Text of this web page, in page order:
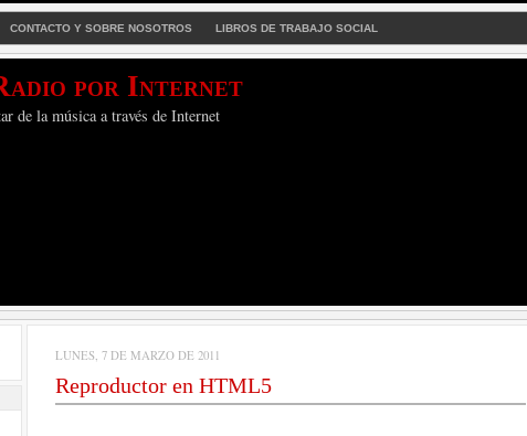
CONTACTO Y SOBRE NOSOTROS LIBROS DE TRABAJO SOCIAL
por Internet
de la música a través de Internet
LUNES, 7 DE MARZO DE 2011
Reproductor en HTML5